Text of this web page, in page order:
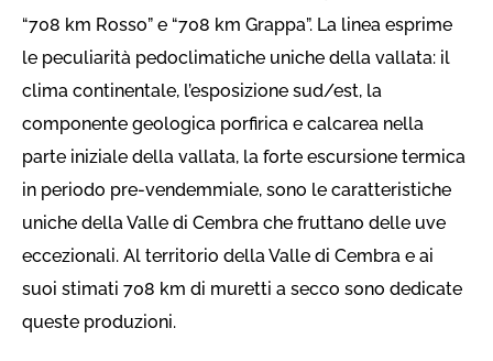
“708 km Rosso” e “708 km Grappa”. La linea esprime
le peculiarità pedoclimatiche uniche della vallata: il
clima continentale, l’esposizione sud/est, la
componente geologica porfirica e calcarea nella
parte iniziale della vallata, la forte escursione termica
in periodo pre-vendemmiale, sono le caratteristiche
uniche della Valle di Cembra che fruttano delle uve
eccezionali. Al territorio della Valle di Cembra e ai
suoi stimati 708 km di muretti a secco sono dedicate
queste produzioni.